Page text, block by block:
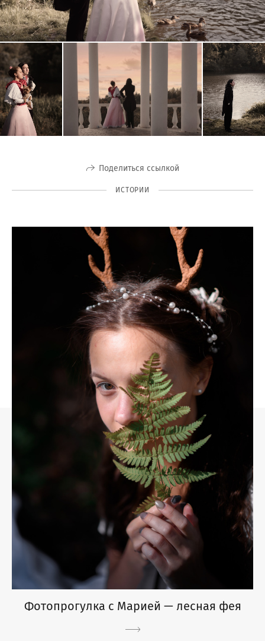
Поделиться ссылкой
ИСТОРИИ
Фотопрогулка с Марией — лесная фея